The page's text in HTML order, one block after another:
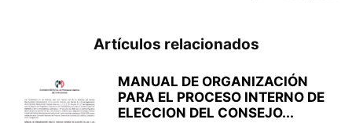
Artículos relacionados
MANUAL DE ORGANIZACIÓN
PARA EL PROCESO INTERNO DE
ELECCION DEL CONSEJO...